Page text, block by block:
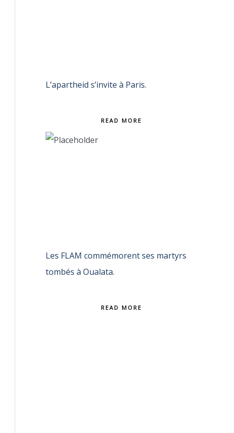
L’apartheid s’invite à Paris.
READ MORE
Les FLAM commémorent ses martyrs
tombés à Oualata.
READ MORE